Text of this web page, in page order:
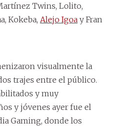
Twins, Lolito,
Kokeba, Alejo Igoa y Fran
visualmente la
trajes entre el público.
y muy
y jóvenes ayer fue el
Gaming, donde los